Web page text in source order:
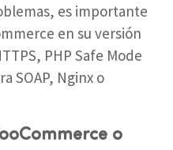
es importante
en su versión
PHP Safe Mode
SOAP, Nginx o
o